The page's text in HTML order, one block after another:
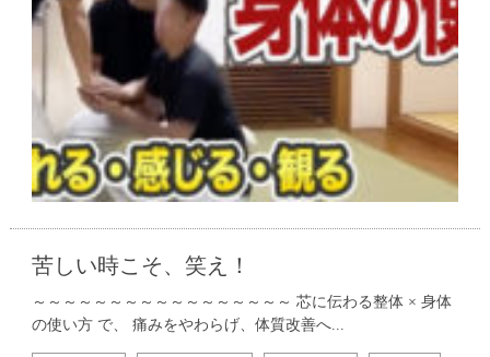
苦しい時こそ、笑え！
～～～～～～～～～～～～～～～～～ 芯に伝わる整体 × 身体
の使い方 で、 痛みをやわらげ、体質改善へ...